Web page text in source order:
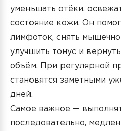
уменьшать отёки,
состояние кожи. Он
лимфоток, снять
улучшить тонус и
объём. При регулярной
становятся заметными
дней.
Самое важное —
последовательно,